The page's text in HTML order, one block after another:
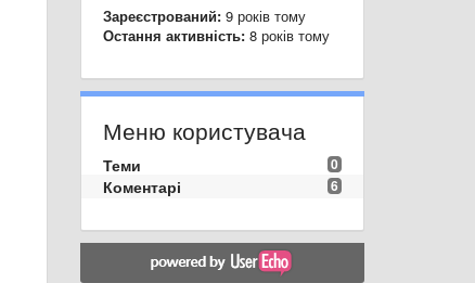
Зареєстрований: 9 років тому
Остання активність: 8 років тому
Меню користувача
0
Теми
6
Коментарі